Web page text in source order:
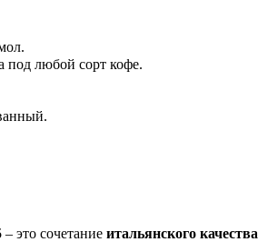
под любой сорт кофе.
– это сочетание итальянского качества